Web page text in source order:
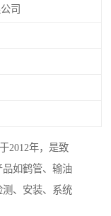
司
2012年，是致
如鹤管、输油
、安装、系统